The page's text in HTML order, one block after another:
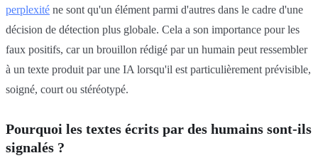
perplexité ne sont qu'un élément parmi d'autres dans le cadre d'une
décision de détection plus globale. Cela a son importance pour les
faux positifs, car un brouillon rédigé par un humain peut ressembler
à un texte produit par une IA lorsqu'il est particulièrement prévisible,
soigné, court ou stéréotypé.
Pourquoi les textes écrits par des humains sont-ils
signalés ?